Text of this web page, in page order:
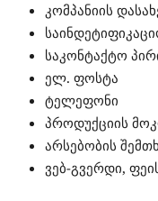
კომპანიის
საკონტაქტო
ელ. ფოსტა
ტელეფონი
პროდუქციის
არსებობის
ვებ-გვერდი,